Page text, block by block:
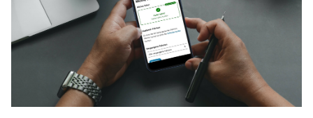
Lingaz:
ITA LAD ENG